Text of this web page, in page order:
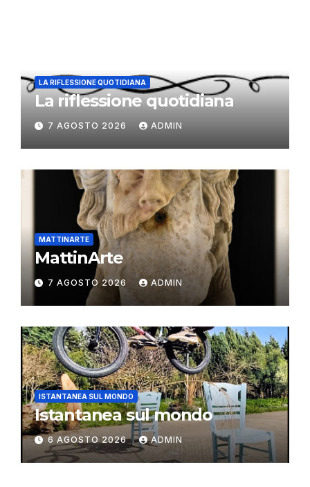
LA RIFLESSIONE QUOTIDIANA
La riflessione quotidiana
7 AGOSTO 2026 ADMIN
MATTINARTE
MattinArte
7 AGOSTO 2026 ADMIN
ISTANTANEA SUL MONDO
Istantanea sul mondo
6 AGOSTO 2026 ADMIN